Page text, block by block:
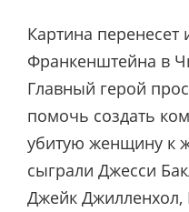
Картина перенесет
Франкенштейна в
Главный герой
помочь создать
убитую женщину к
сыграли Джесси
Джейк Джилленхол,